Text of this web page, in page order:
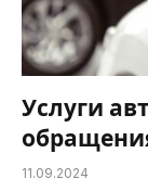
Услуги
11.09.2024